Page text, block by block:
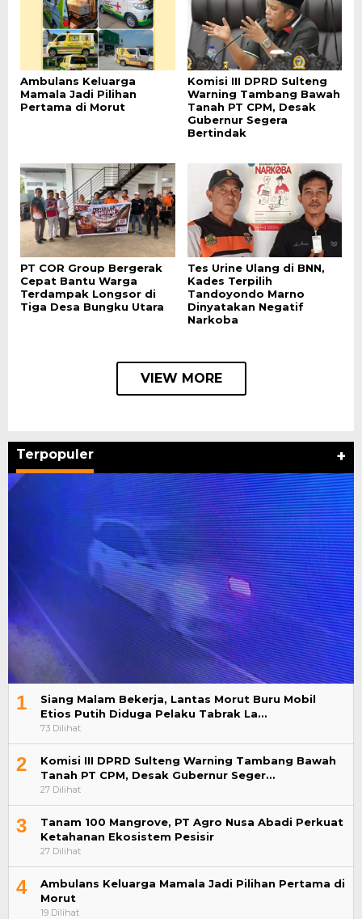
Ambulans Keluarga
Mamala Jadi Pilihan
Pertama di Morut
Komisi III DPRD Sulteng
Warning Tambang Bawah
Tanah PT CPM, Desak
Gubernur Segera
Bertindak
PT COR Group Bergerak
Cepat Bantu Warga
Terdampak Longsor di
Tiga Desa Bungku Utara
Tes Urine Ulang di BNN,
Kades Terpilih
Tandoyondo Marno
Dinyatakan Negatif
Narkoba
VIEW MORE
Terpopuler +
1
Siang Malam Bekerja, Lantas Morut Buru Mobil
Etios Putih Diduga Pelaku Tabrak La…
73 Dilihat
2
Komisi III DPRD Sulteng Warning Tambang Bawah
Tanah PT CPM, Desak Gubernur Seger…
27 Dilihat
3
Tanam 100 Mangrove, PT Agro Nusa Abadi Perkuat
Ketahanan Ekosistem Pesisir
27 Dilihat
4
Ambulans Keluarga Mamala Jadi Pilihan Pertama di
Morut
19 Dilihat